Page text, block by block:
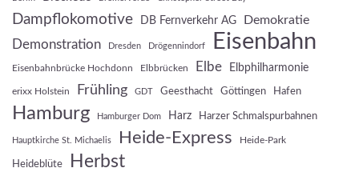
Dampflokomotive DB Fernverkehr AG Demokratie
Demonstration Dresden Drögennindorf Eisenbahn
Eisenbahnbrücke Hochdonn Elbbrücken Elbe Elbphilharmonie
erixx Holstein Frühling GDT Geesthacht Göttingen Hafen
Hamburg Hamburger Dom Harz Harzer Schmalspurbahnen
Hauptkirche St. Michaelis Heide-Express Heide-Park
Heideblüte Herbst